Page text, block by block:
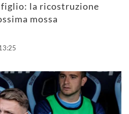
la ricostruzione
mossa